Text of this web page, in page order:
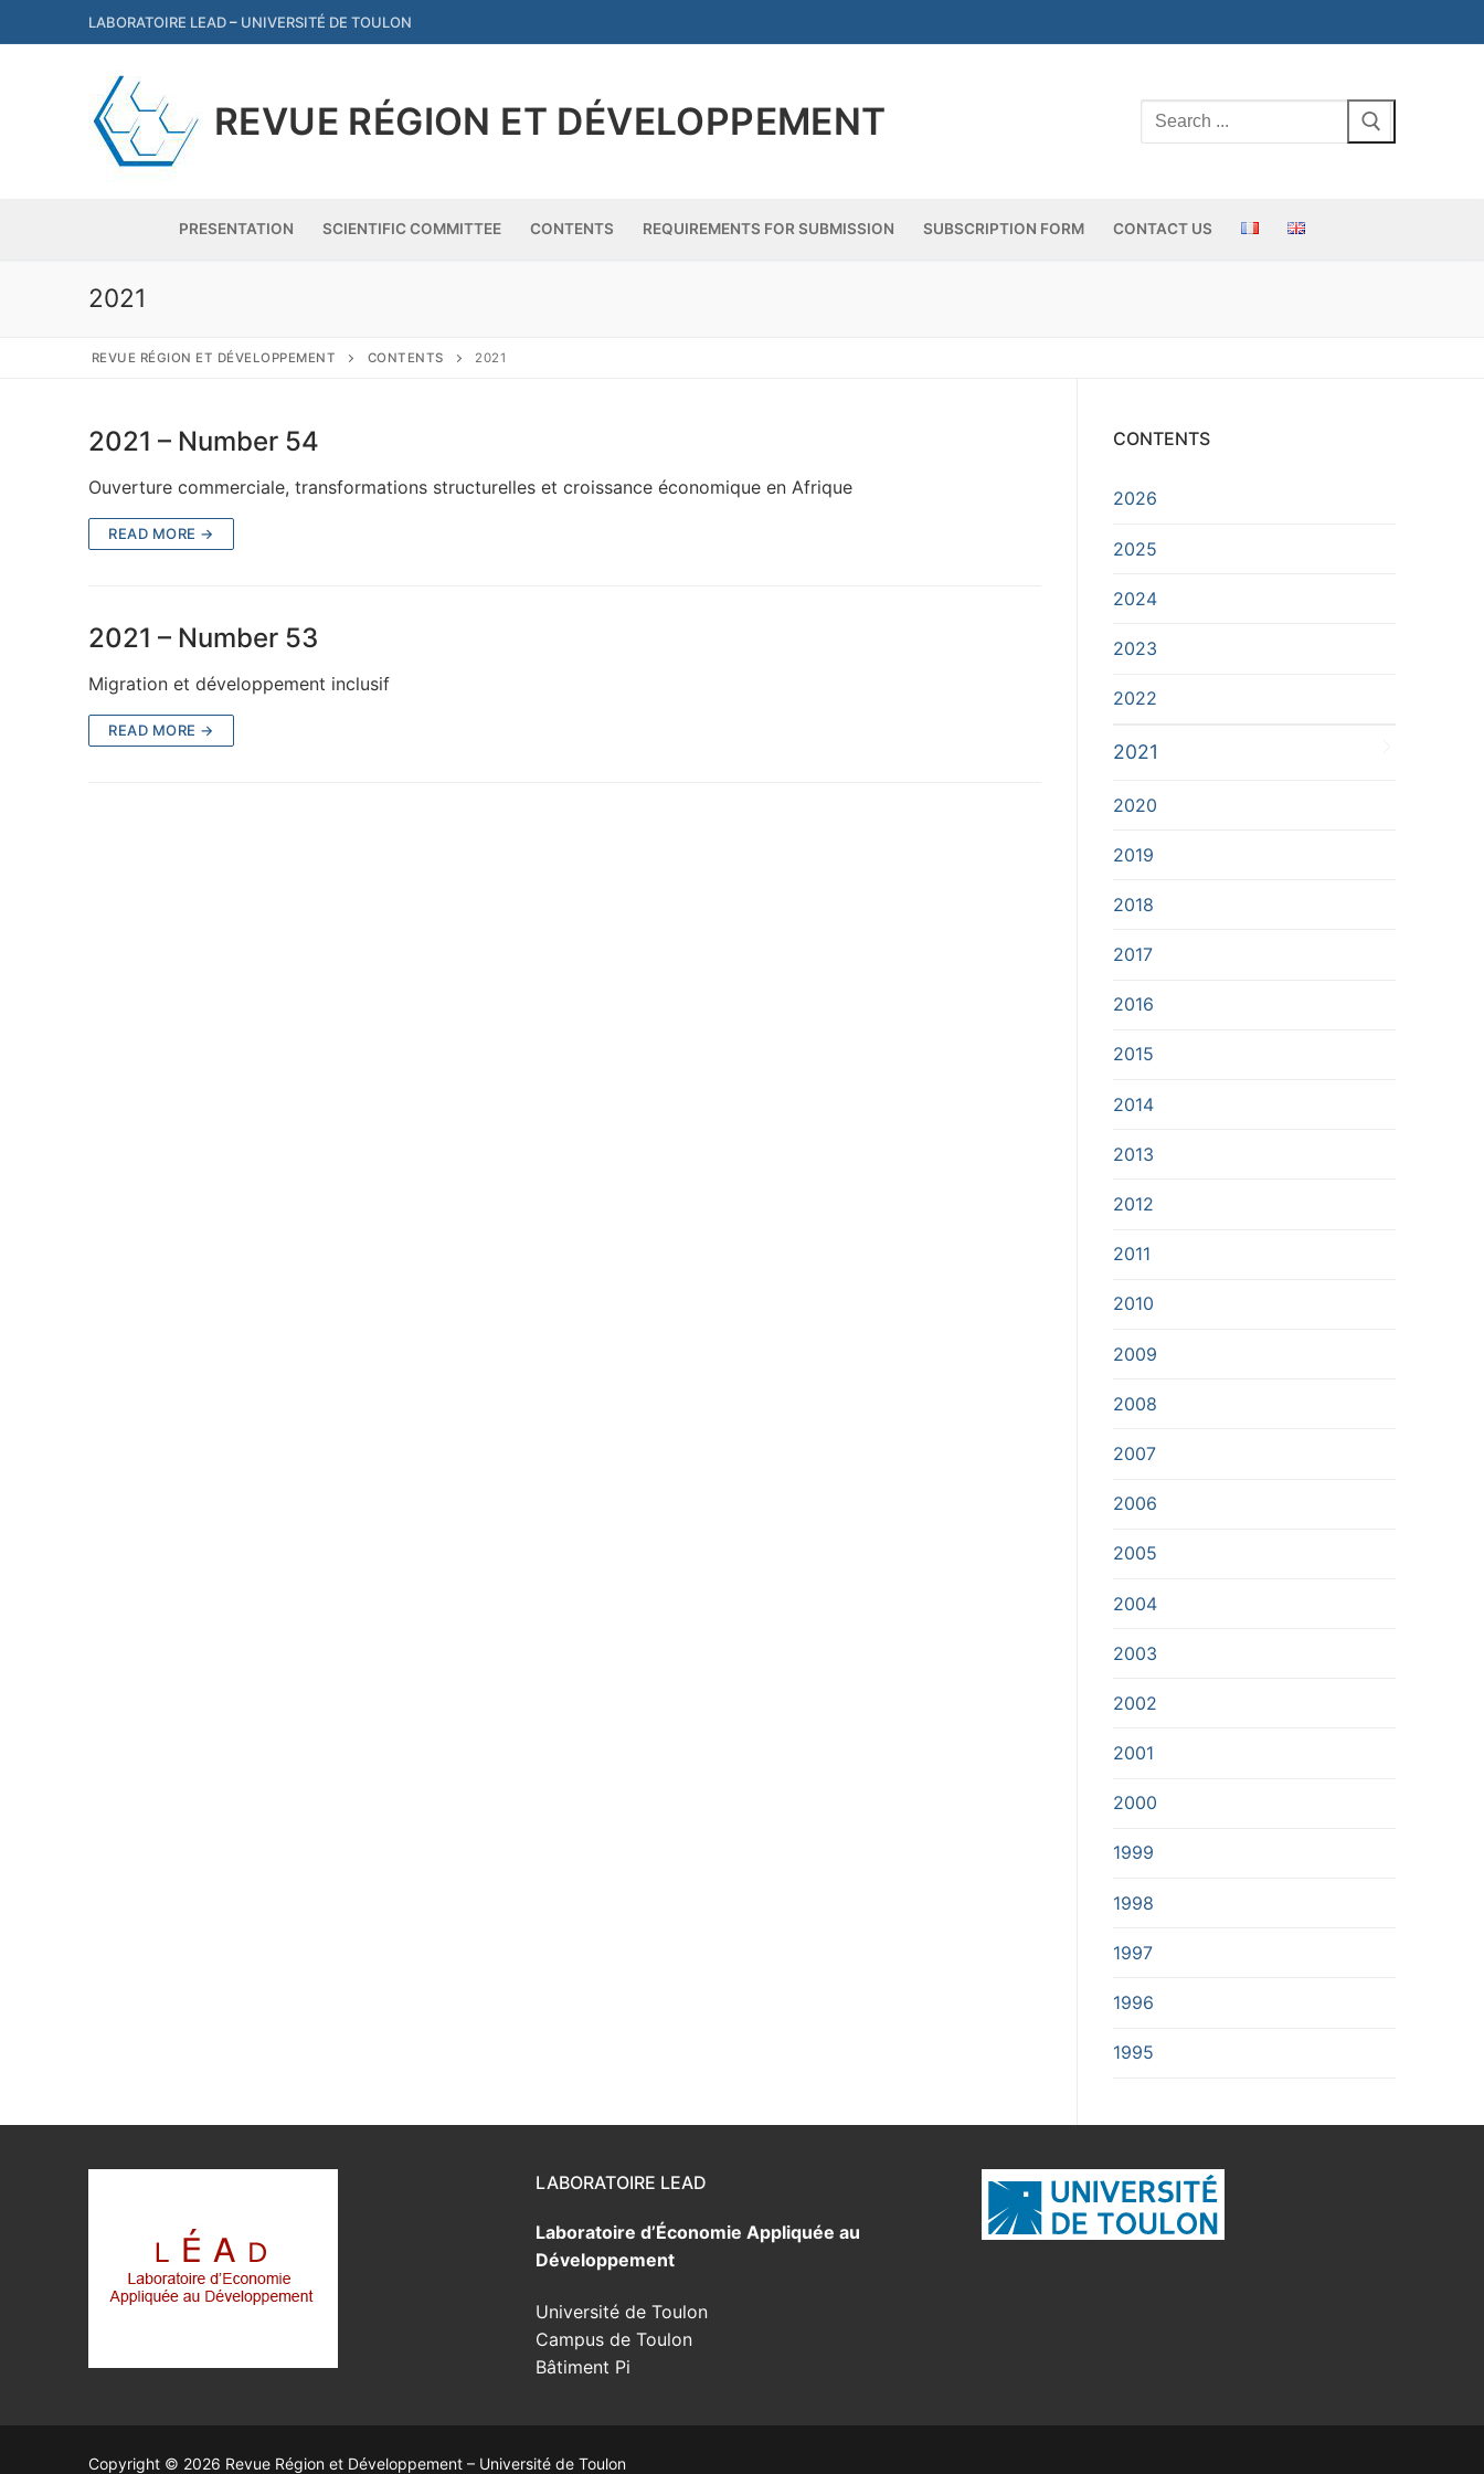
to
LABORATOIRE LEAD– UNIVERSITÉ DE TOULON
REVUE RÉGION ET DÉVELOPPEMENT
Search
for:
PRESENTATION SCIENTIFIC COMMITTEE CONTENTS REQUIREMENTS FOR SUBMISSION SUBSCRIPTION FORM CONTACT US
Presentation
Requirements for Submission
2021
REVUE RÉGION ET DÉVELOPPEMENT CONTENTS 2021
2021 – Number 54
Ouverture commerciale, transformations structurelles et croissance économique en Afrique
READ MORE →
2021 – Number 53
Migration et développement inclusif
READ MORE →
CONTENTS
2026
2025
2024
2023
2022
2021
2020
2019
2018
2017
2016
2015
2014
2013
2012
2011
2010
2009
2008
2007
2006
2005
2004
2003
2002
2001
2000
1999
1998
1997
1996
1995
LABORATOIRE LEAD
Laboratoire d’Économie Appliquée au
Développement
Université de Toulon
Campus de Toulon
Bâtiment Pi
Copyright © 2026 Revue Région et Développement – Université de Toulon